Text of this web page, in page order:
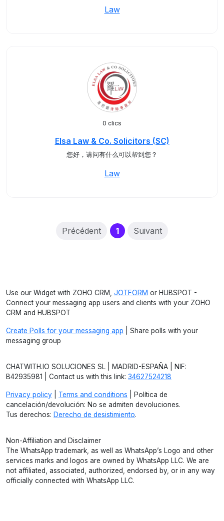
Law
0 clics
Elsa Law & Co. Solicitors (SC)
您好，请问有什么可以帮到您？
Law
Précédent 1(current)
Suivant
Use our Widget with ZOHO CRM, JOTFORM or HUBSPOT -
Connect your messaging app users and clients with your ZOHO
CRM and HUBSPOT
Create Polls for your messaging app | Share polls with your
messaging group
CHATWITH.IO SOLUCIONES SL | MADRID-ESPAÑA | NIF:
B42935981 | Contact us with this link: 34627524218
Privacy policy Terms and conditions | Política de
cancelación/devolución: No se admiten devoluciones.
Tus derechos: Derecho de desistimiento.
Non-Affiliation and Disclaimer
The WhatsApp trademark, as well as WhatsApp’s Logo and other
services marks and logos are owned by WhatsApp LLC. We are
not affiliated, associated, authorized, endorsed by, or in any way
officially connected with WhatsApp LLC.